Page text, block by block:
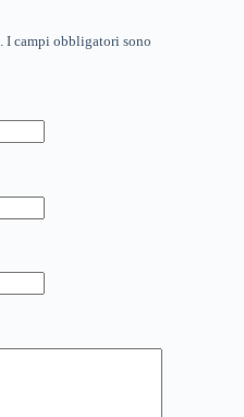
I campi obbligatori sono